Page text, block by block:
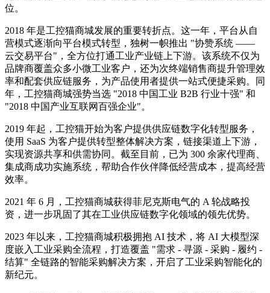
位。
2018 年是工控猫商城发展的重要转折点。这一年，平台从自
营模式逐渐向平台模式转型，独树一帜推出 "协赞系统 ——
云交易平台"，全方位打通工业产业链上下游。该系统不仅为
品牌商覆盖众多小微工业客户，还为次终端销售商提升管理效
率和配套供应链服务，为产品使用者提供一站式便捷采购。同
年，工控猫商城强势当选 "2018 中国工业 B2B 行业十强" 和
"2018 中国产业互联网百强企业"。
2019 年起，工控猫开始为客户提供供应链数字化转型服务，
使用 SaaS 为客户提供转型整体解决方案，链接渠道上下游，
实现资源共享和供需协同。截至目前，已为 300 余家代理商、
集成商成功实施系统，帮助合作伙伴降低经营成本，提高经营
效率。
2021 年 6 月，工控猫商城获得菲尼克斯电气的 A 轮战略投
资，进一步巩固了其在工业供应链数字化领域的领先优势。
2023 年以来，工控猫商城积极拥抱 AI 技术，将 AI 大模型深
度嵌入工业采购全流程，打造覆盖 "需求 - 寻源 - 采购 - 履约 -
结算" 全链路的智能采购解决方案，开启了工业采购智能化的
新纪元。